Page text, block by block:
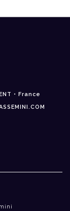
• France